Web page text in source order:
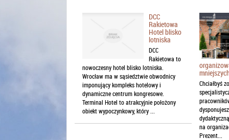
DCC
Rakietowa
Hotel blisko
lotniska
DCC
Rakietowa to
nowoczesny hotel blisko lotniska.
Wrocław ma w sąsiedztwie obwodnicy
imponujący kompleks hotelowy i
dynamiczne centrum kongresowe.
Terminal Hotel to atrakcyjnie położony
obiekt wypoczynkowy, który ...
Chciałbyś
na
Prezent...